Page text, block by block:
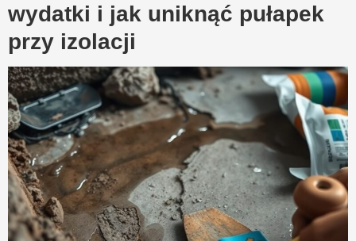
wydatki i jak uniknąć pułapek
przy izolacji